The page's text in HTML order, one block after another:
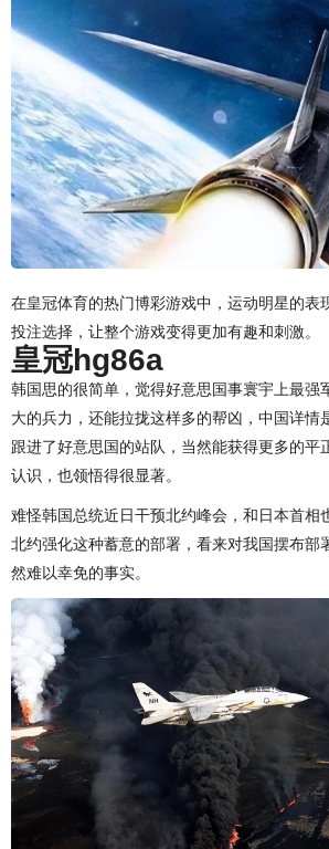
在皇冠体育的热门博彩游戏中，运动明星的表
投注选择，让整个游戏变得更加有趣和刺激。
皇冠hg86a
韩国思的很简单，觉得好意思国事寰宇上最强
大的兵力，还能拉拢这样多的帮凶，中国详情
跟进了好意思国的站队，当然能获得更多的平
认识，也领悟得很显著。
难怪韩国总统近日干预北约峰会，和日本首相
北约强化这种蓄意的部署，看来对我国摆布部
然难以幸免的事实。